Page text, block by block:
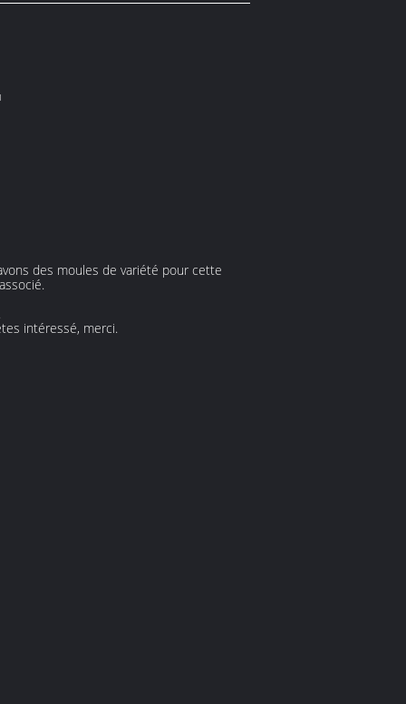
des moules de variété pour cette
intéressé, merci.